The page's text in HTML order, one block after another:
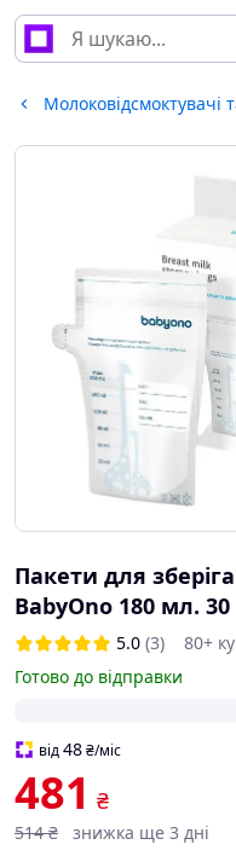
Молоковідсмоктувачі
Пакети для
BabyOno 180 мл.
5.0 (3)
80+
Готово до відправки
від48₴/міс
481 ₴
514 ₴ знижка ще 3 дні